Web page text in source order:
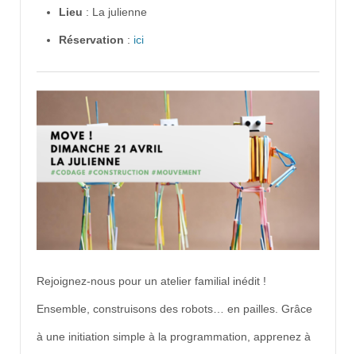
Lieu : La julienne
Réservation : ici
Rejoignez-nous pour un atelier familial inédit !
Ensemble, construisons des robots… en pailles. Grâce
à une initiation simple à la programmation, apprenez à